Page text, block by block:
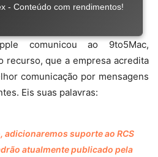
comunicou ao 9to5Mac,
recurso, que a empresa acredita
comunicação por mensagens
Eis suas palavras:
adicionaremos suporte ao RCS
atualmente publicado pela